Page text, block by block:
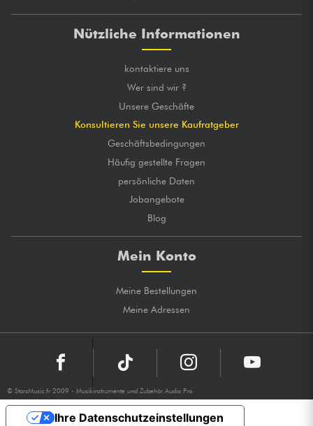
Nützliche Informationen
kontaktiere uns
Wer sind wir ?
Unsere Geschäfte
Konsultieren Sie unsere Kaufratgeber
Geschäftsbedingungen
Häufig gestellte Fragen
persönliche Daten
Jobangebote
Blog
Mein Konto
Meine Bestellungen
Meine Adressen
© StarsMusic.fr 2009 - Musikinstrumente und Zubehör Audio Pro
Ihre Datenschutzeinstellungen